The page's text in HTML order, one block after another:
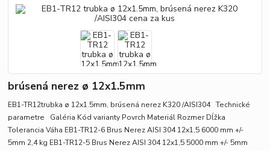
brúsená nerez ø 12x1.5mm
EB1-TR12trubka ø 12x1.5mm, brúsená nerez K320 /AISI304 Technické
parametre Galéria Kód varianty Povrch Materiál Rozmer Dĺžka
Tolerancia Váha EB1-TR12-6 Brus Nerez AISI 304 12x1,5 6000 mm +/-
5mm 2,4 kg EB1-TR12-5 Brus Nerez AISI 304 12x1,5 5000 mm +/- 5mm